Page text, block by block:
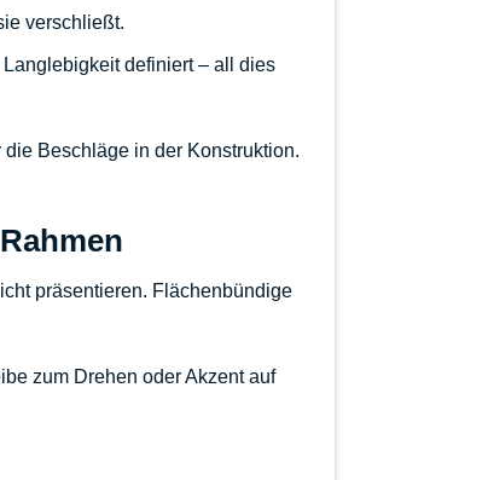
verschließt.
definiert – all dies
Beschläge in der Konstruktion.
präsentieren. Flächenbündige
zum Drehen oder Akzent auf